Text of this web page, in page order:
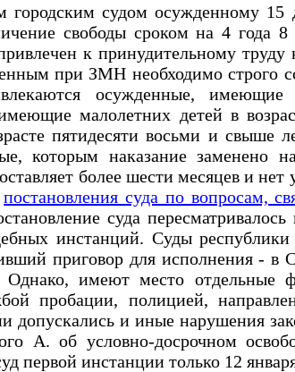
судом осужденному
свободы сроком на 4 года
к принудительному труду
при ЗМН необходимо строго
осужденные,
малолетних детей в
пятидесяти восьми и свыше
которым наказание заменено
более шести месяцев и нет
постановления суда по вопросам,
суда
инстанций. Суды
приговор для исполнения -
имеют место отдельные
пробации, полицией,
допускались и иные нарушения
А. об условно-досрочном
первой инстанции только 12